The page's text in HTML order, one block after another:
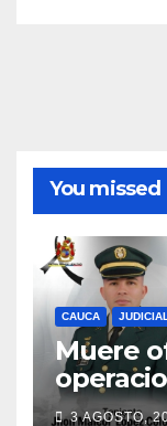
You missed
CAUCA
Muere
el sur
3 AGOSTO,